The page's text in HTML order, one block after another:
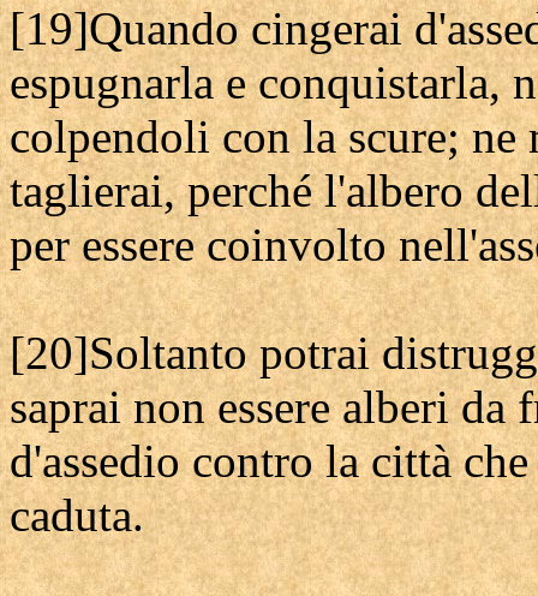
[19]Quando cingerai
espugnarla e conquistarla,
colpendoli con la scure;
taglierai, perché l'albero
per essere coinvolto
[20]Soltanto potrai
saprai non essere alberi
d'assedio contro la città
caduta.